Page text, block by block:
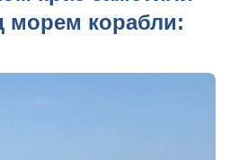
морем корабли: